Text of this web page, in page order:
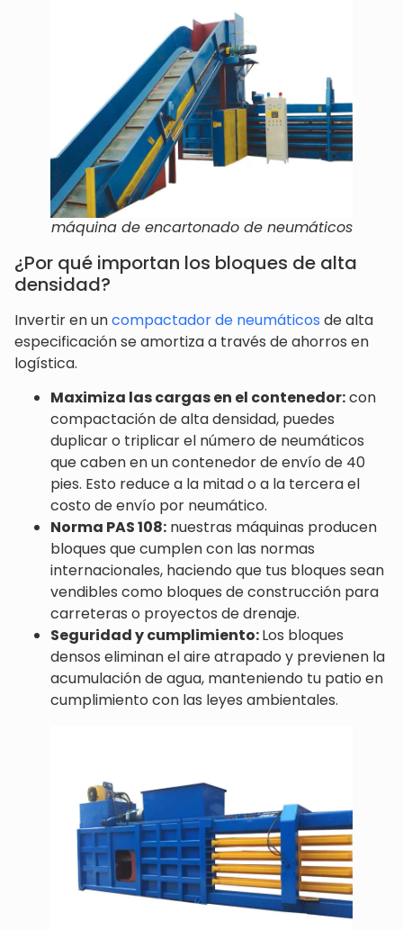
máquina de encartonado de neumáticos
¿Por qué importan los bloques de alta
densidad?
Invertir en uncompactador de neumáticos de alta
especificación se amortiza a través de ahorros en
logística.
Maximiza las cargas en el contenedor:con
compactación de alta densidad, puedes
duplicar o triplicar el número de neumáticos
que caben en un contenedor de envío de 40
pies. Esto reduce a la mitad o a la tercera el
costo de envío por neumático.
Norma PAS 108: nuestras máquinas producen
bloques que cumplen con las normas
internacionales, haciendo que tus bloques sean
vendibles como bloques de construcción para
carreteras o proyectos de drenaje.
Seguridad y cumplimiento:Los bloques
densos eliminan el aire atrapado y previenen la
acumulación de agua, manteniendo tu patio en
cumplimiento con las leyes ambientales.